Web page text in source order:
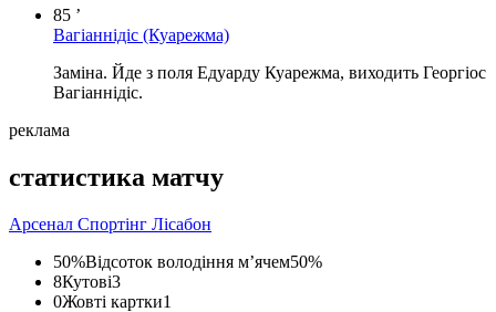
85 ’
Вагіаннідіс (Куарежма)
Заміна. Йде з поля Едуарду Куарежма, виходить Георгіос
Вагіаннідіс.
реклама
статистика матчу
Арсенал Спортінг Лісабон
50%Відсоток володіння м’ячем50%
8Кутові3
0Жовті картки1